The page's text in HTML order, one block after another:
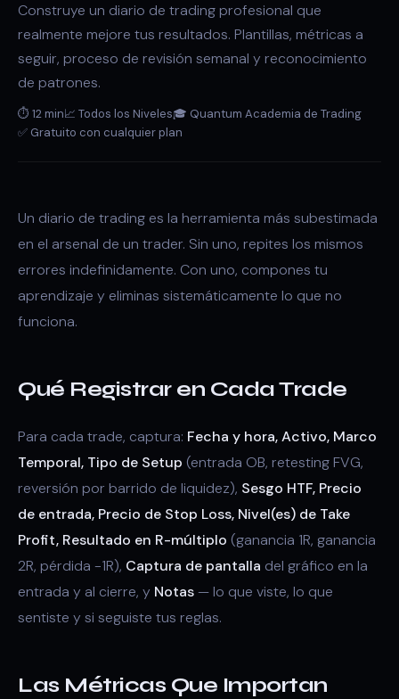
Construye un diario de trading profesional que
realmente mejore tus resultados. Plantillas, métricas a
seguir, proceso de revisión semanal y reconocimiento
de patrones.
⏱ 12 min📈 Todos los Niveles🎓 Quantum Academia de Trading
✅ Gratuito con cualquier plan
Un diario de trading es la herramienta más subestimada
en el arsenal de un trader. Sin uno, repites los mismos
errores indefinidamente. Con uno, compones tu
aprendizaje y eliminas sistemáticamente lo que no
funciona.
Qué Registrar en Cada Trade
Para cada trade, captura: Fecha y hora, Activo, Marco
Temporal, Tipo de Setup (entrada OB, retesting FVG,
reversión por barrido de liquidez), Sesgo HTF, Precio
de entrada, Precio de Stop Loss, Nivel(es) de Take
Profit, Resultado en R-múltiplo (ganancia 1R, ganancia
2R, pérdida -1R), Captura de pantalla del gráfico en la
entrada y al cierre, y Notas— lo que viste, lo que
sentiste y si seguiste tus reglas.
Las Métricas Que Importan